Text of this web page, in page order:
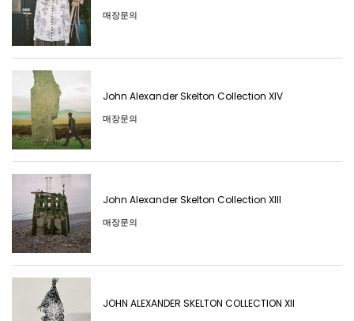
매장문의
John Alexander Skelton Collection XIV
매장문의
John Alexander Skelton Collection XIII
매장문의
JOHN ALEXANDER SKELTON COLLECTION XII